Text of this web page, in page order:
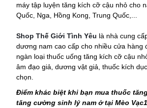
máy tập luyện tăng kích cỡ cậu nhỏ cho
Quốc, Nga, Hồng Kong, Trung Quốc,...
Shop Thế Giới Tình Yêu là nhà cung
dương nam cao cấp cho nhiều cửa hàng
ngàn loại thuốc uống tăng kích cỡ cậu
âm đạo giả, dương vật giả, thuốc kích
chọn.
Điểm khác biệt khi bạn mua thuốc
tăng cường sinh lý nam ở tại Mèo